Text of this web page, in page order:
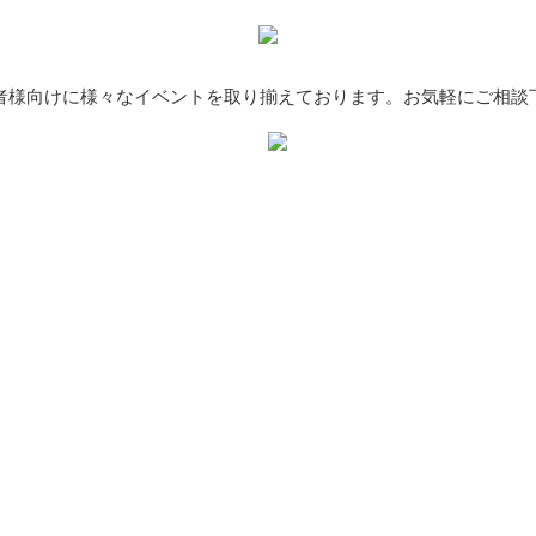
様向けに様々なイベントを取り揃えております。お気軽にご相談